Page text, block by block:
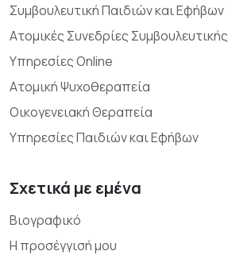
Συμβουλευτική Παιδιών και Εφήβων
Ατομικές Συνεδρίες Συμβουλευτικής
Υπηρεσίες Online
Ατομική Ψυχοθεραπεία
Οικογενειακή Θεραπεία
Υπηρεσίες Παιδιών και Εφήβων
Σχετικά με εμένα
Βιογραφικό
Η προσέγγισή μου